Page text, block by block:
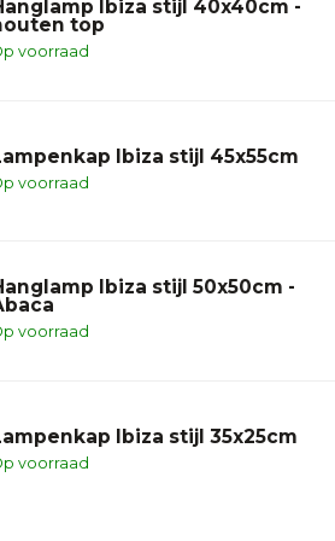
Ibiza stijl 40x40cm -
top
voorraad
Ibiza stijl 45x55cm
voorraad
Ibiza stijl 50x50cm -
voorraad
Ibiza stijl 35x25cm
voorraad